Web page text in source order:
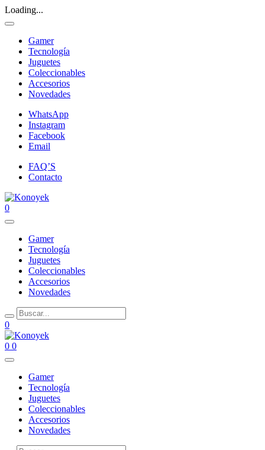
Loading...
Gamer
Tecnología
Juguetes
Coleccionables
Accesorios
Novedades
WhatsApp
Instagram
Facebook
Email
FAQ’S
Contacto
0
Gamer
Tecnología
Juguetes
Coleccionables
Accesorios
Novedades
0
0 0
Gamer
Tecnología
Juguetes
Coleccionables
Accesorios
Novedades